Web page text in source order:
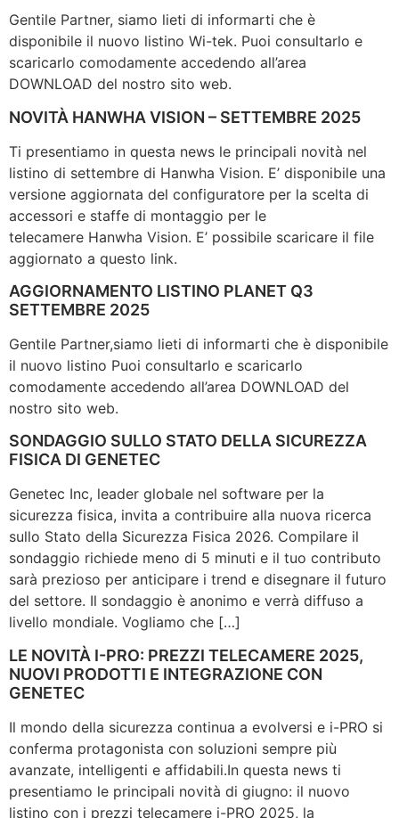
Gentile Partner, siamo lieti di informarti che è
disponibile il nuovo listino Wi-tek. Puoi consultarlo e
scaricarlo comodamente accedendo all’area
DOWNLOAD del nostro sito web.
NOVITÀ HANWHA VISION – SETTEMBRE 2025
Ti presentiamo in questa news le principali novità nel
listino di settembre di Hanwha Vision. E’ disponibile una
versione aggiornata del configuratore per la scelta di
accessori e staffe di montaggio per le
telecamere Hanwha Vision. E’ possibile scaricare il file
aggiornato a questo link.
AGGIORNAMENTO LISTINO PLANET Q3
SETTEMBRE 2025
Gentile Partner,siamo lieti di informarti che è disponibile
il nuovo listino Puoi consultarlo e scaricarlo
comodamente accedendo all’area DOWNLOAD del
nostro sito web.
SONDAGGIO SULLO STATO DELLA SICUREZZA
FISICA DI GENETEC
Genetec Inc, leader globale nel software per la
sicurezza fisica, invita a contribuire alla nuova ricerca
sullo Stato della Sicurezza Fisica 2026. Compilare il
sondaggio richiede meno di 5 minuti e il tuo contributo
sarà prezioso per anticipare i trend e disegnare il futuro
del settore. Il sondaggio è anonimo e verrà diffuso a
livello mondiale. Vogliamo che […]
LE NOVITÀ I-PRO: PREZZI TELECAMERE 2025,
NUOVI PRODOTTI E INTEGRAZIONE CON
GENETEC
Il mondo della sicurezza continua a evolversi e i-PRO si
conferma protagonista con soluzioni sempre più
avanzate, intelligenti e affidabili.In questa news ti
presentiamo le principali novità di giugno: il nuovo
listino con i prezzi telecamere i-PRO 2025, la